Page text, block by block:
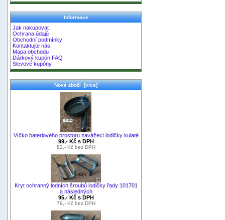
Informace
Jak nakupovat
Ochrana údajů
Obchodní podmínky
Kontaktujte nás!
Mapa obchodu
Dárkový kupón FAQ
Slevové kupóny
Nové zboží [více]
Víčko bateriového prostoru zavážecí lodičky kulaté
99,- Kč s DPH
82,- Kč bez DPH
Kryt ochranný lodních šroubů lodičky řady 101701
a následných
95,- Kč s DPH
79,- Kč bez DPH